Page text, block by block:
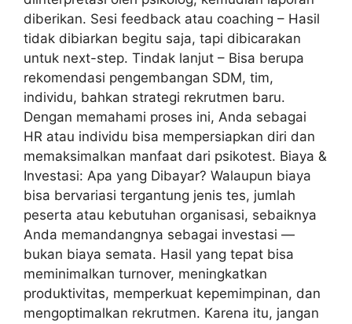
diberikan. Sesi feedback atau coaching – Hasil
tidak dibiarkan begitu saja, tapi dibicarakan
untuk next-step. Tindak lanjut – Bisa berupa
rekomendasi pengembangan SDM, tim,
individu, bahkan strategi rekrutmen baru.
Dengan memahami proses ini, Anda sebagai
HR atau individu bisa mempersiapkan diri dan
memaksimalkan manfaat dari psikotest. Biaya &
Investasi: Apa yang Dibayar? Walaupun biaya
bisa bervariasi tergantung jenis tes, jumlah
peserta atau kebutuhan organisasi, sebaiknya
Anda memandangnya sebagai investasi —
bukan biaya semata. Hasil yang tepat bisa
meminimalkan turnover, meningkatkan
produktivitas, memperkuat kepemimpinan, dan
mengoptimalkan rekrutmen. Karena itu, jangan